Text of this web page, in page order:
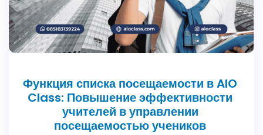
Функция списка посещаемости в AIO
Class: Повышение эффективности
учителей в управлении
посещаемостью учеников